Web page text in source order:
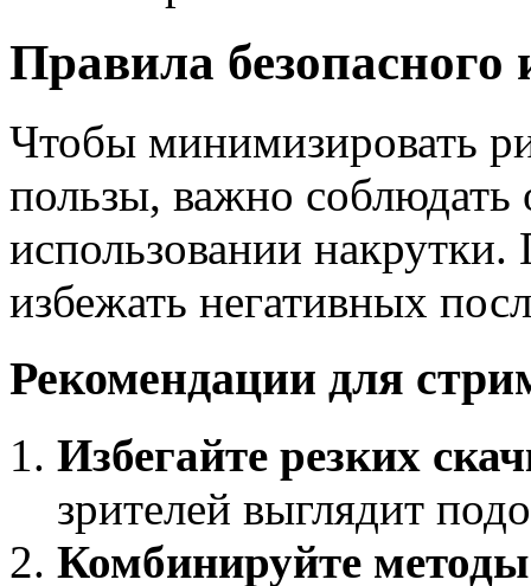
Правила безопасного
Чтобы минимизировать
пользы, важно
использовании
избежать негативных
Рекомендации для
Избегайте резких
зрителей выглядит
Комбинируйте методы